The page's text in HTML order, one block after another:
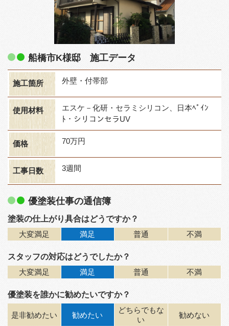
船橋市K様邸 施工データ
施工箇所 外壁・付帯部
使用材料
エスケ－化研・セラミシリコン、日本ﾍﾟｲﾝ
ﾄ・シリコンセラUV
価格 70万円
工事日数 3週間
優塗装仕事の通信簿
塗装の仕上がり具合はどうですか？
大変満足
満足 普通 不満
スタッフの対応はどうでしたか？
大変満足
満足 普通 不満
優塗装を誰かに勧めたいですか？
是非勧めたい 勧めたい
どちらでもな
い
勧めない